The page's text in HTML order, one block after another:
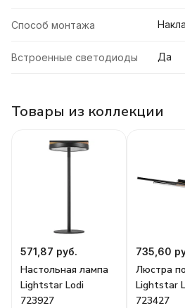
Способ монтажа
Встроенные светодиоды Да
Товары из коллекции
571,87 руб.
Настольная лампа
Lightstar Lodi
723927
735,60
Люстра
Lightstar
723427